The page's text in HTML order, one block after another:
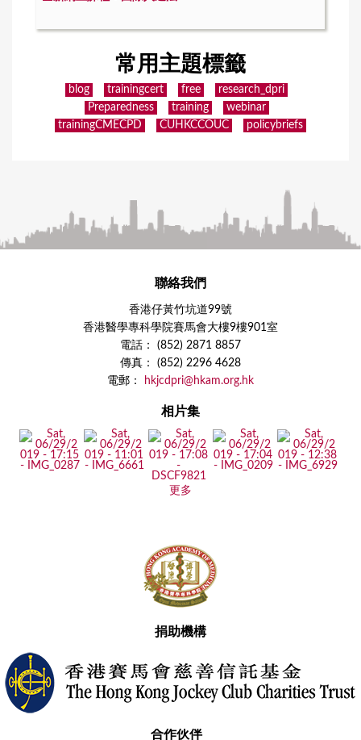
常用主題標籤
blog trainingcert free
research_dpri
Preparedness
training
webinar
trainingCMECPD
CUHKCCOUC policybriefs
聯絡我們
香港仔黃竹坑道99號
香港醫學專科學院賽馬會大樓9樓901室
電話： (852) 2871 8857
傳真： (852) 2296 4628
電郵：
hkjcdpri@hkam.org.hk
相片集
更多
捐助機構
合作伙伴